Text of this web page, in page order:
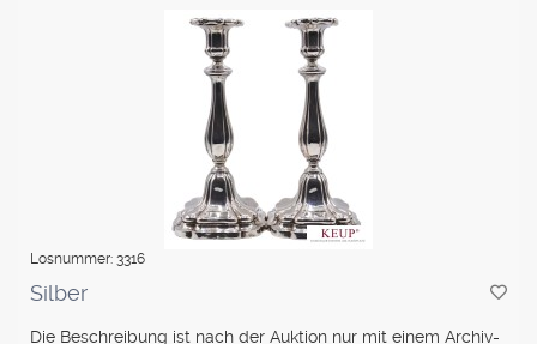
Losnummer: 3316
Silber
Die Beschreibung ist nach der Auktion nur mit einem Archiv-